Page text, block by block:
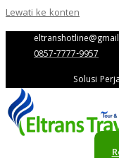
Lewati ke konten
0857-7777-9957
Solusi